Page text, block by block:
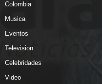
Colombia
Musica
Eventos
Television
Celebridades
Video